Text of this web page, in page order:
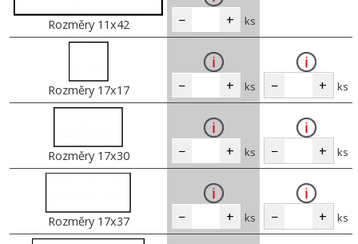
Rozměry 11x42 − + ks
Rozměry 17x17 − + ks − + ks
Rozměry 17x30 − + ks − + ks
Rozměry 17x37 − + ks − + ks